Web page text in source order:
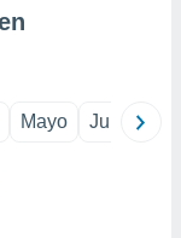
Mayo Junio